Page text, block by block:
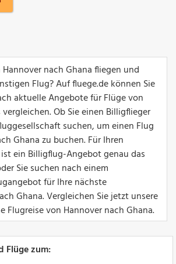
nach Ghana fliegen und
Flug? Auf fluege.de können Sie
aktuelle Angebote für Flüge von
Ob Sie einen Billigflieger
suchen, um einen Flug
Ghana zu buchen. Für Ihren
ein Billigflug-Angebot genau das
Sie suchen nach einem
für Ihre nächste
Ghana. Vergleichen Sie jetzt unsere
Flugreise von Hannover nach Ghana.
Flüge zum: